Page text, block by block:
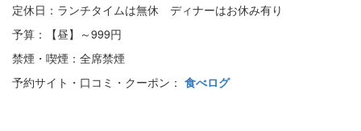
定休日：ランチタイムは無休 ディナーはお休み有り
予算：【昼】～999円
禁煙・喫煙：全席禁煙
予約サイト・口コミ・クーポン： 食べログ